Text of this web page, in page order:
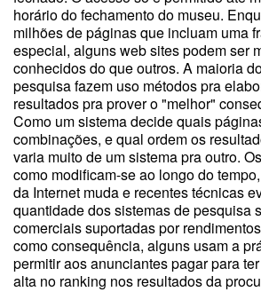
horário do fechamento do museu.
milhões de páginas que incluam uma
especial, alguns web sites podem ser
conhecidos do que outros. A maioria
pesquisa fazem uso métodos pra
resultados pra prover o "melhor"
Como um sistema decide quais
combinações, e qual ordem os
varia muito de um sistema pra outro.
como modificam-se ao longo do
da Internet muda e recentes técnicas
quantidade dos sistemas de pesquisa
comerciais suportadas por
como consequência, alguns usam a
permitir aos anunciantes pagar para
alta no ranking nos resultados da